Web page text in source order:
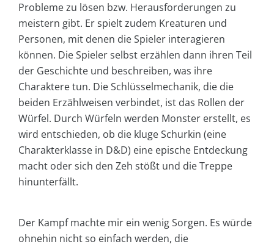
Probleme zu lösen bzw. Herausforderungen zu
meistern gibt. Er spielt zudem Kreaturen und
Personen, mit denen die Spieler interagieren
können. Die Spieler selbst erzählen dann ihren Teil
der Geschichte und beschreiben, was ihre
Charaktere tun. Die Schlüsselmechanik, die die
beiden Erzählweisen verbindet, ist das Rollen der
Würfel. Durch Würfeln werden Monster erstellt, es
wird entschieden, ob die kluge Schurkin (eine
Charakterklasse in D&D) eine epische Entdeckung
macht oder sich den Zeh stößt und die Treppe
hinunterfällt.
Der Kampf machte mir ein wenig Sorgen. Es würde
ohnehin nicht so einfach werden, die